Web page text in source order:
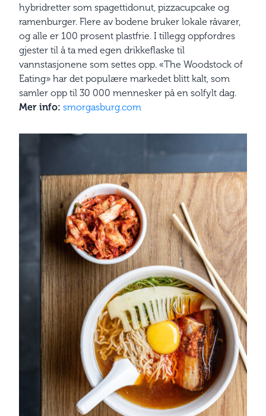
hybrid­retter som spagettidonut, pizzacupcake og
ramenburger. Flere av bodene bruker lokale råvarer,
og alle er 100 prosent plastfrie. I tillegg oppfordres
gjester til å ta med egen drikkeflaske til
vannstasjonene som settes opp. «The Woodstock of
Eating» har det populære markedet blitt kalt, som
samler opp til 30 000 mennesker på en solfylt dag.
Mer info: smorgasburg.com